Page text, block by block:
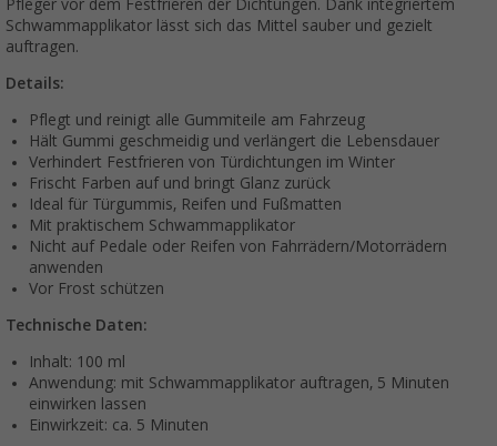
Pfleger vor dem Festfrieren der Dichtungen. Dank integriertem
Schwammapplikator lässt sich das Mittel sauber und gezielt
auftragen.
Details:
Pflegt und reinigt alle Gummiteile am Fahrzeug
Hält Gummi geschmeidig und verlängert die Lebensdauer
Verhindert Festfrieren von Türdichtungen im Winter
Frischt Farben auf und bringt Glanz zurück
Ideal für Türgummis, Reifen und Fußmatten
Mit praktischem Schwammapplikator
Nicht auf Pedale oder Reifen von Fahrrädern/Motorrädern
anwenden
Vor Frost schützen
Technische Daten:
Inhalt: 100 ml
Anwendung: mit Schwammapplikator auftragen, 5 Minuten
einwirken lassen
Einwirkzeit: ca. 5 Minuten